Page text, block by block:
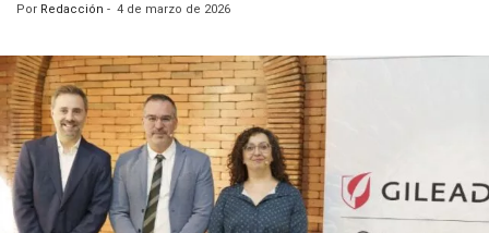
Por Redacción - 4 de marzo de 2026